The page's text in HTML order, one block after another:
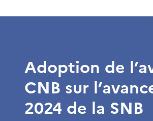
Adoption de
CNB sur
2024 de la SNB